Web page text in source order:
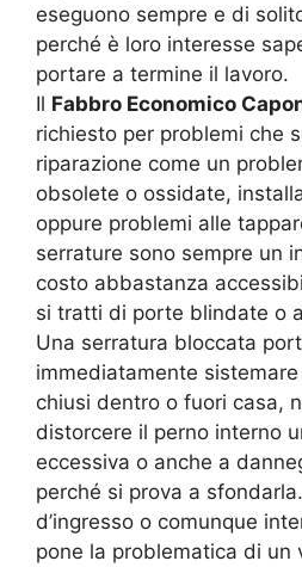
eseguono sempre e di
perché è loro interesse
portare a termine il lavoro.
Il Fabbro Economico
richiesto per problemi che
riparazione come un
obsolete o ossidate,
oppure problemi alle
serrature sono sempre un
costo abbastanza
si tratti di porte blindate o
Una serratura bloccata
immediatamente
chiusi dentro o fuori casa,
distorcere il perno interno
eccessiva o anche a
perché si prova a
d’ingresso o comunque
pone la problematica di un